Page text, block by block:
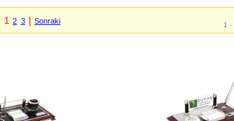
12 3|Sonraki
1 -